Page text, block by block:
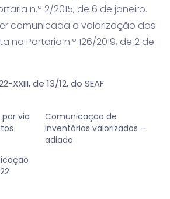
n.º 2/2015, de 6 de janeiro.
comunicada a valorização dos
na Portaria n.º 126/2019, de 2 de
XXIII, de 13/12, do SEAF
via
Comunicação de
inventários valorizados –
adiado